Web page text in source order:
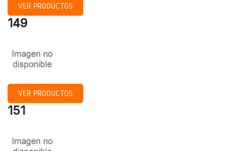
VER PRODUCTOS
149
VER PRODUCTOS
151